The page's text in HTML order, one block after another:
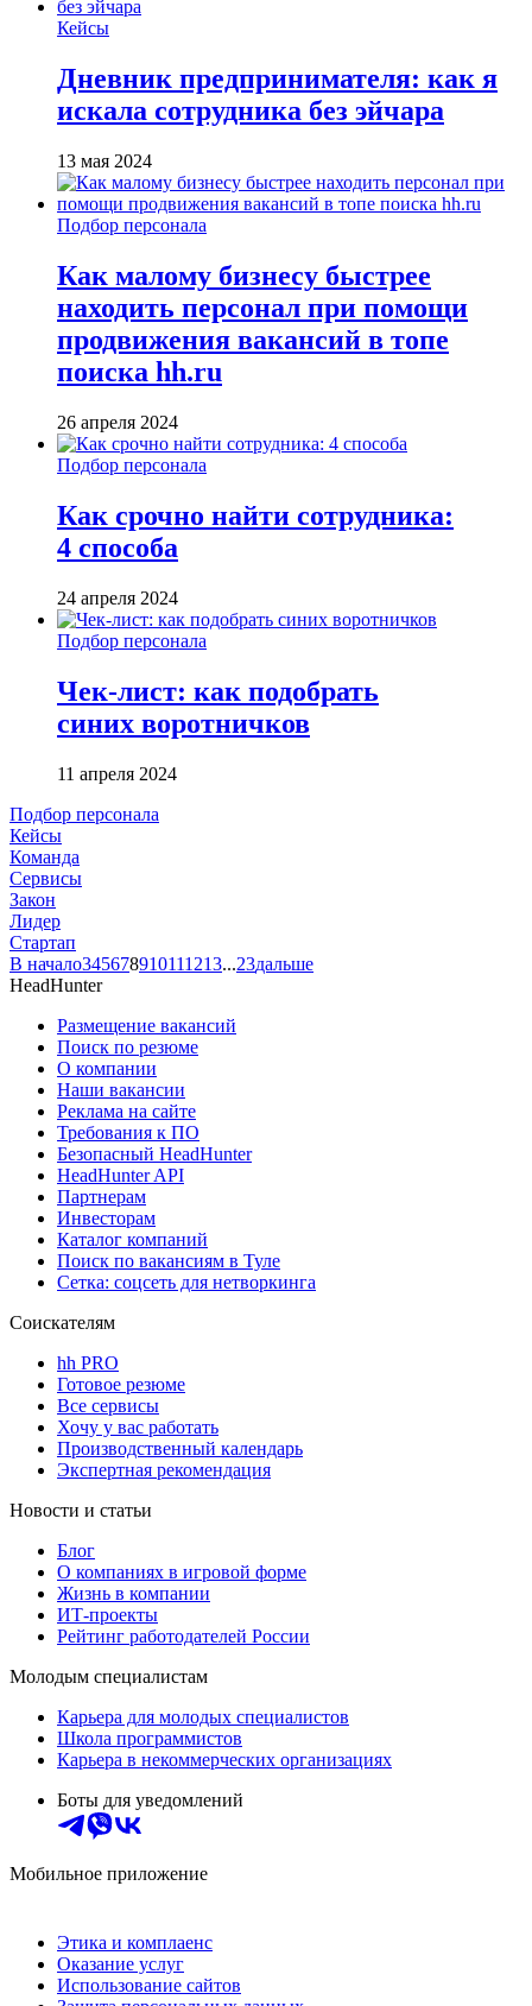
Кейсы
Дневник предпринимателя: как я
искала сотрудника без эйчара
13 мая 2024
Подбор персонала
Как малому бизнесу быстрее
находить персонал при помощи
продвижения вакансий в топе
поиска hh.ru
26 апреля 2024
Подбор персонала
Как срочно найти сотрудника:
4 способа
24 апреля 2024
Подбор персонала
Чек-лист: как подобрать
синих воротничков
11 апреля 2024
Подбор персонала
Кейсы
Команда
Сервисы
Закон
Лидер
Стартап
В начало345678910111213...23дальше
HeadHunter
Размещение вакансий
Поиск по резюме
О компании
Наши вакансии
Реклама на сайте
Требования к ПО
Безопасный HeadHunter
HeadHunter API
Партнерам
Инвесторам
Каталог компаний
Поиск по вакансиям в Туле
Сетка: соцсеть для нетворкинга
Соискателям
hh PRO
Готовое резюме
Все сервисы
Хочу у вас работать
Производственный календарь
Экспертная рекомендация
Новости и статьи
Блог
О компаниях в игровой форме
Жизнь в компании
ИТ-проекты
Рейтинг работодателей России
Молодым специалистам
Карьера для молодых специалистов
Школа программистов
Карьера в некоммерческих организациях
Боты для уведомлений
Мобильное приложение
Этика и комплаенс
Оказание услуг
Использование сайтов